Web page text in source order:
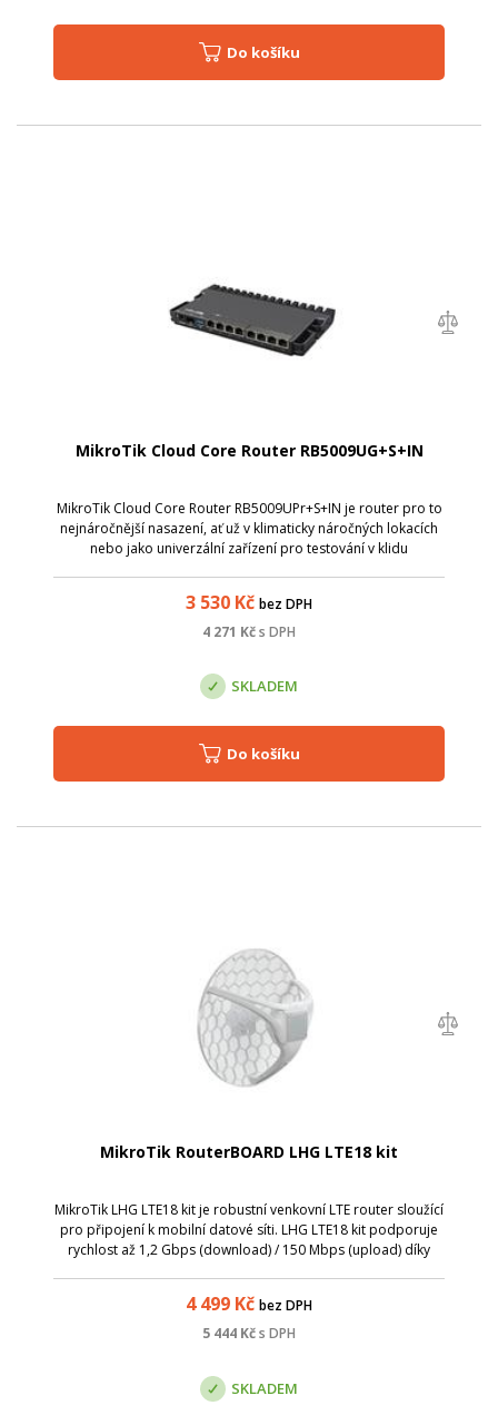
Do košíku
MikroTik Cloud Core Router RB5009UG+S+IN
MikroTik Cloud Core Router RB5009UPr+S+IN je router pro to
nejnáročnější nasazení, ať už v klimaticky náročných lokacích
nebo jako univerzální zařízení pro testování v klidu
3 530 Kč bez DPH
4 271 Kčs DPH
SKLADEM
Do košíku
MikroTik RouterBOARD LHG LTE18 kit
MikroTik LHG LTE18 kit je robustní venkovní LTE router sloužící
pro připojení k mobilní datové síti. LHG LTE18 kit podporuje
rychlost až 1,2 Gbps (download) / 150 Mbps (upload) díky
4 499 Kč bez DPH
5 444 Kčs DPH
SKLADEM